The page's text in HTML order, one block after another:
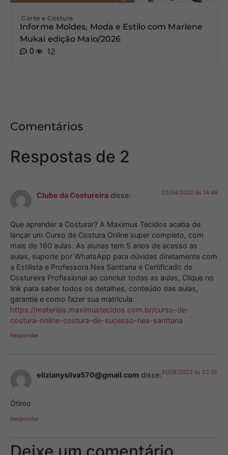
Corte e Costura
Informe Moldes, Moda e Estilo com Marlene
Mukai edição Maio/2026
0
12
Comentários
Respostas de 2
Clube da Costureira disse: 22/04/2020 às 14:46
Que aprender a Costurar? A Maximus Tecidos acaba de
lançar um Curso de Costura Online super completo, com
mais de 160 aulas. As alunas tem 5 anos de acesso as
aulas, suporte por WhatsApp para dúvidas diretamente com
a Estilista e Professora Nea Santtana e Certificado de
Costureira Profissional ao concluir todas as aulas, Clique no
link para saber todos os detalhes, conteúdo das aulas,
garantia e como fazer sua matrícula:
https://materiais.maximustecidos.com.br/curso-de-
costura-online-costura-de-sucesso-nea-santtana
Responder
elizianysilva570@gmail.com disse:31/08/2022 às 22:10
Ótimo
Responder